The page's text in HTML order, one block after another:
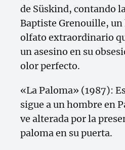
de Süskind, contando
Baptiste Grenouille,
olfato extraordinario
un asesino en su
olor perfecto.
«La Paloma» (1987):
sigue a un hombre en
ve alterada por la
paloma en su puerta.